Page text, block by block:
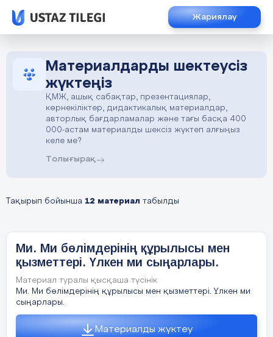
Жариялау
Материалдарды шектеусіз
жүктеңіз
ҚМЖ, ашық сабақтар, презентациялар,
көрнекіліктер, дидактикалық материалдар,
авторлық бағдарламалар және тағы басқа 400
000-астам материалды шексіз жүктеп алғыңыз
келе ме?
Толығырақ
Тақырып бойынша 12 материал табылды
Ми. Ми бөлімдерінің құрылысы мен
қызметтері. Үлкен ми сыңарлары.
Материал туралы қысқаша түсінік
Ми. Ми бөлімдерінің құрылысы мен қызметтері. Үлкен ми
сыңарлары.
Материалды жүктеу